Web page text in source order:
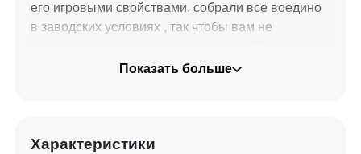
его игровыми свойствами, собрали все воедино
в заводских условиях , так чтобы вам не
характеристик, склеивание, обрезку и подгон. Все
OVERSIZE STRAIGHT + Накладка для ракетки
Показать больше
Характеристики